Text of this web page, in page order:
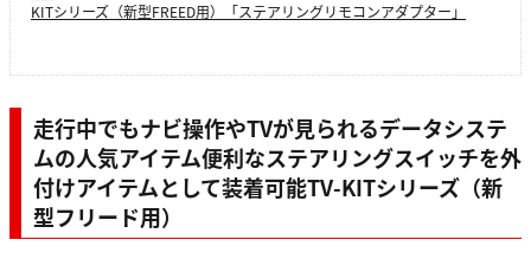
KITシリーズ（新型FREED用）「ステアリングリモコンアダプター」
走行中でもナビ操作やTVが見られるデータシステ
ムの人気アイテム便利なステアリングスイッチを外
付けアイテムとして装着可能TV-KITシリーズ（新
型フリード用）